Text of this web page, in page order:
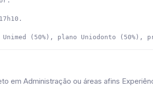
em Administração ou áreas afins